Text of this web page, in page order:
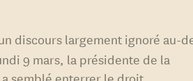
discours largement ignoré au-
9 mars, la présidente de la
semblé enterrer le droit